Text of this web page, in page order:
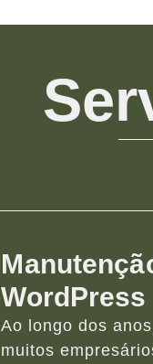
WordPress
Ao longo dos
muitos